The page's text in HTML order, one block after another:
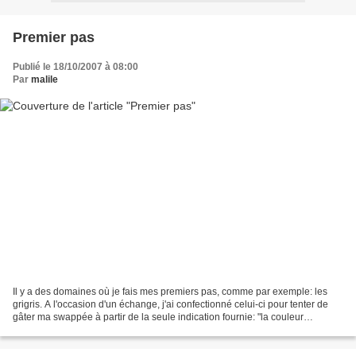
Premier pas
Publié le 18/10/2007 à 08:00
Par malile
Il y a des domaines où je fais mes premiers pas, comme par exemple: les
grigris. A l'occasion d'un échange, j'ai confectionné celui-ci pour tenter de
gâter ma swappée à partir de la seule indication fournie: "la couleur